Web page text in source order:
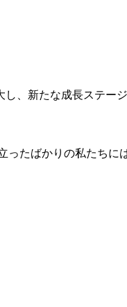
、新たな成長ステー
たばかりの私たちに